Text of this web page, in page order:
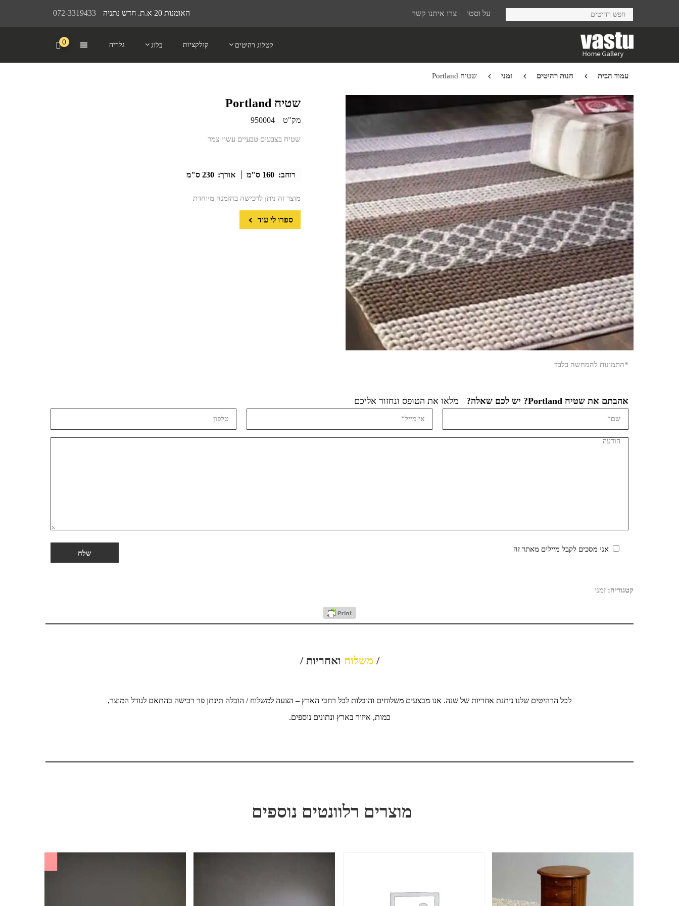
072-3319433 האומנות 20 א.ת. חדש נתניה על וסטו צרו איתנו קשר
קטלוג רהיטים קולקציות בלוג גלריה 0
עמוד הבית חנות רהיטים זמני שטיח Portland
*התמונות להמחשה בלבד
שטיח Portland
מק"ט 950004
שטיח בצבעים טבעיים עשוי צמר
רוחב: 160 ס"מ אורך: 230 ס"מ
מוצר זה ניתן לרכישה בהזמנה מיוחדת
ספרו לי עוד
אהבתם את שטיח Portland? יש לכם שאלה? מלאו את הטופס ונחזור אליכם
אני מסכים לקבל מיילים מאתר זה
קטגוריה: זמני
/ משלוח ואחריות /
לכל הרהיטים שלנו ניתנת אחריות של שנה. אנו מבצעים משלוחים והובלות לכל רחבי הארץ – הצעה למשלוח / הובלה תינתן פר רכישה בהתאם לגודל המוצר,
כמות, איזור בארץ ונתונים נוספים.
מוצרים רלוונטים נוספים